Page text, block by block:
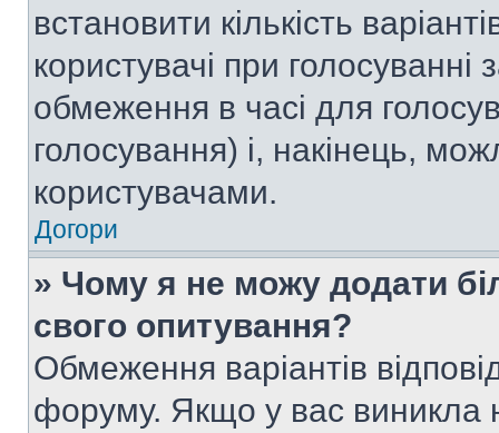
встановити кількість
користувачі при
обмеження в часі для
голосування) і, накінець,
користувачами.
Догори
» Чому я не можу додати
свого опитування?
Обмеження варіантів
форуму. Якщо у вас виникла